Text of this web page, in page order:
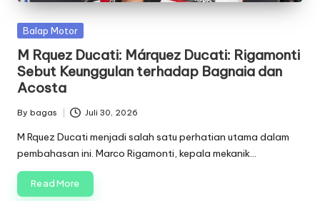
Posted
Balap Motor
M Rquez Ducati: Márquez Ducati: Rigamonti
Sebut Keunggulan terhadap Bagnaia dan
Acosta
Posted
by
By bagas Juli 30, 2026
M Rquez Ducati menjadi salah satu perhatian utama dalam
pembahasan ini. Marco Rigamonti, kepala mekanik…
Read More